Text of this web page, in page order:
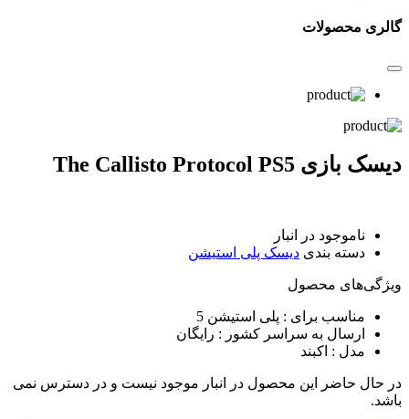
گالری محصولات
دیسک بازی The Callisto Protocol PS5
ناموجود در انبار
دسته بندی دیسک پلی استیشن
ویژگی‌های ﻣﺤﺼﻮل
مناسب برای : پلی استیشن 5
ارسال به سراسر کشور : رایگان
مدل : اکبند
در حال حاضر این محصول در انبار موجود نیست و در دسترس نمی
باشد.